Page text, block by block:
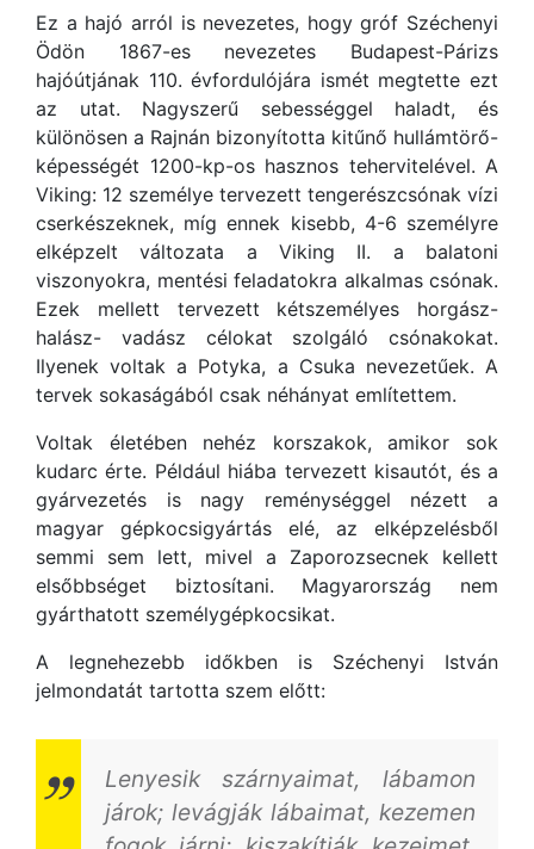
Ez a hajó arról is nevezetes, hogy gróf Széchenyi
Ödön 1867-es nevezetes Budapest-Párizs
hajóútjának 110. évfordulójára ismét megtette ezt
az utat. Nagyszerű sebességgel haladt, és
különösen a Rajnán bizonyította kitűnő hullámtörő-
képességét 1200-kp-os hasznos tehervitelével. A
Viking: 12 személye tervezett tengerészcsónak vízi
cserkészeknek, míg ennek kisebb, 4-6 személyre
elképzelt változata a Viking II. a balatoni
viszonyokra, mentési feladatokra alkalmas csónak.
Ezek mellett tervezett kétszemélyes horgász-
halász- vadász célokat szolgáló csónakokat.
Ilyenek voltak a Potyka, a Csuka nevezetűek. A
tervek sokaságából csak néhányat említettem.
Voltak életében nehéz korszakok, amikor sok
kudarc érte. Például hiába tervezett kisautót, és a
gyárvezetés is nagy reménységgel nézett a
magyar gépkocsigyártás elé, az elképzelésből
semmi sem lett, mivel a Zaporozsecnek kellett
elsőbbséget biztosítani. Magyarország nem
gyárthatott személygépkocsikat.
A legnehezebb időkben is Széchenyi István
jelmondatát tartotta szem előtt:
Lenyesik szárnyaimat, lábamon
járok; levágják lábaimat, kezemen